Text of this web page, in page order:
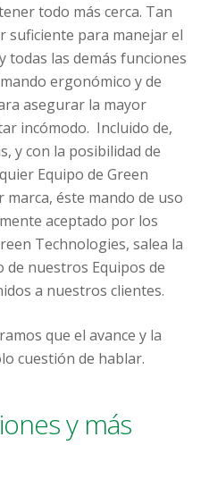
todo más cerca. Tan
suficiente para manejar el
todas las demás funciones
ergonómico y de
asegurar la mayor
incómodo. Incluido de,
y con la posibilidad de
Equipo de Green
éste mando de uso
aceptado por los
Technologies, salea la
nuestros Equipos de
a nuestros clientes.
que el avance y la
cuestión de hablar.
y más